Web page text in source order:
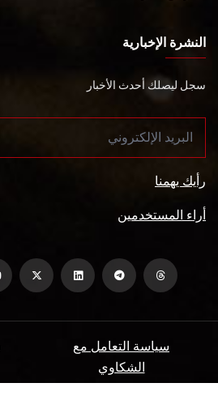
النشرة الإخبارية
سجل ليصلك أحدث الأخبار
رأيك يهمنا
أراء المستخدمين
سياسة التعامل مع
الشكاوي